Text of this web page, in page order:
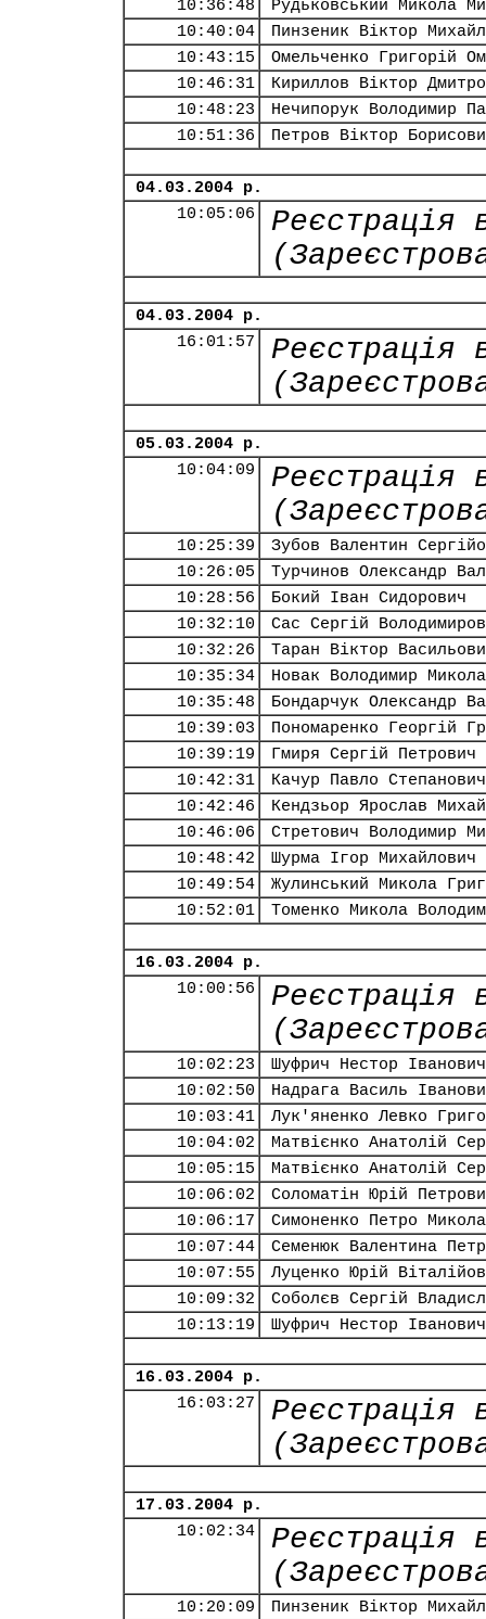
10:36:48
Рудьковський Микола
10:40:04
Пинзеник Віктор
10:43:15
Омельченко Григорій
10:46:31
Кириллов Віктор
10:48:23
Нечипорук Володимир
10:51:36
Петров Віктор
04.03.2004 р.
10:05:06
Реєстрація
04.03.2004 р.
16:01:57
Реєстрація
05.03.2004 р.
10:04:09
Реєстрація
10:25:39
Зубов Валентин
10:26:05
Турчинов Олександр
10:28:56
Бокий Іван Сидорович
10:32:10
Сас Сергій
10:32:26
Таран Віктор
10:35:34
Новак Володимир
10:35:48
Бондарчук Олександр
10:39:03
Пономаренко Георгій
10:39:19
Гмиря Сергій Петрович
10:42:31
Качур Павло Степанович
10:42:46
Кендзьор Ярослав
10:46:06
Стретович Володимир
10:48:42
Шурма Ігор Михайлович
10:49:54
Жулинський Микола
10:52:01
Томенко Микола
16.03.2004 р.
10:00:56
Реєстрація
10:02:23
Шуфрич Нестор Іванович
10:02:50
Надрага Василь
10:03:41
Лук'яненко Левко
10:04:02
Матвієнко Анатолій
10:05:15
Матвієнко Анатолій
10:06:02
Соломатін Юрій
10:06:17
Симоненко Петро
10:07:44
Семенюк Валентина
10:07:55
Луценко Юрій
10:09:32
Соболєв Сергій
10:13:19
Шуфрич Нестор Іванович
16.03.2004 р.
16:03:27
Реєстрація
17.03.2004 р.
10:02:34
Реєстрація
10:20:09
Пинзеник Віктор